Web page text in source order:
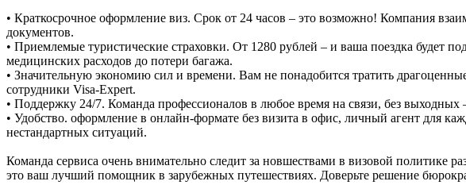
• Краткосрочное оформление виз. Срок от 24 часов – это возможно! Компания
документов.
• Приемлемые туристические страховки. От 1280 рублей – и ваша поездка
медицинских расходов до потери багажа.
• Значительную экономию сил и времени. Вам не понадобится тратить
сотрудники Visa-Expert.
• Поддержку 24/7. Команда профессионалов в любое время на связи, без
• Удобство. оформление в онлайн-формате без визита в офис, личный агент для
нестандартных ситуаций.
Команда сервиса очень внимательно следит за новшествами в визовой политике
это ваш лучший помощник в зарубежных путешествиях. Доверьте решение